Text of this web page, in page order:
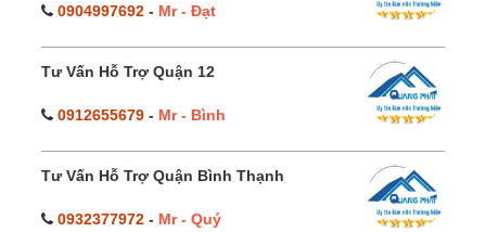
0904997692 - Mr - Đạt
Tư Vấn Hỗ Trợ Quận 12
0912655679 - Mr - Bình
Tư Vấn Hỗ Trợ Quận Bình Thạnh
0932377972 - Mr - Quý